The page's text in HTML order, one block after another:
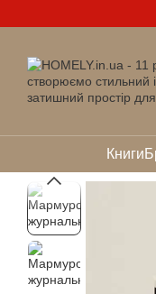
Книги